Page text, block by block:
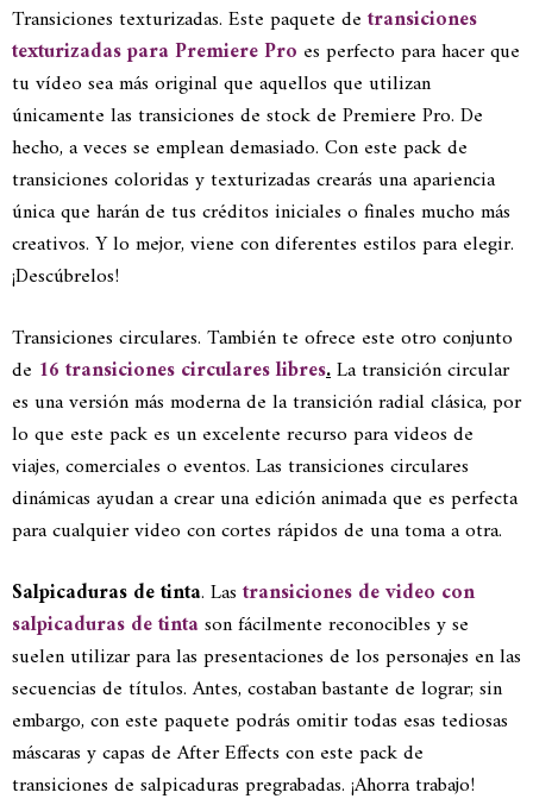
Transiciones texturizadas. Este paquete de transiciones
texturizadas para Premiere Pro es perfecto para hacer que
tu vídeo sea más original que aquellos que utilizan
únicamente las transiciones de stock de Premiere Pro. De
hecho, a veces se emplean demasiado. Con este pack de
transiciones coloridas y texturizadas crearás una apariencia
única que harán de tus créditos iniciales o finales mucho más
creativos. Y lo mejor, viene con diferentes estilos para elegir.
¡Descúbrelos!
Transiciones circulares. También te ofrece este otro conjunto
de 16 transiciones circulares libres.La transición circular
es una versión más moderna de la transición radial clásica, por
lo que este pack es un excelente recurso para videos de
viajes, comerciales o eventos. Las transiciones circulares
dinámicas ayudan a crear una edición animada que es perfecta
para cualquier video con cortes rápidos de una toma a otra.
Salpicaduras de tinta. Las transiciones de video con
salpicaduras de tintason fácilmente reconocibles y se
suelen utilizar para las presentaciones de los personajes en las
secuencias de títulos. Antes, costaban bastante de lograr; sin
embargo, con este paquete podrás omitir todas esas tediosas
máscaras y capas de After Effects con este pack de
transiciones de salpicaduras pregrabadas. ¡Ahorra trabajo!